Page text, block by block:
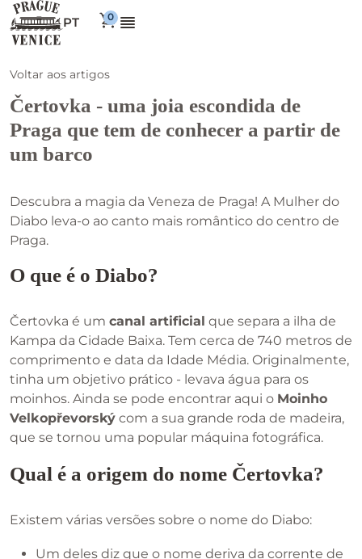
PT
Voltar aos artigos
Čertovka - uma joia escondida de
Praga que tem de conhecer a partir de
um barco
Descubra a magia da Veneza de Praga! A Mulher do
Diabo leva-o ao canto mais romântico do centro de
Praga.
O que é o Diabo?
Čertovka é um canal artificial que separa a ilha de
Kampa da Cidade Baixa. Tem cerca de 740 metros de
comprimento e data da Idade Média. Originalmente,
tinha um objetivo prático - levava água para os
moinhos. Ainda se pode encontrar aqui o Moinho
Velkopřevorský com a sua grande roda de madeira,
que se tornou uma popular máquina fotográfica.
Qual é a origem do nome Čertovka?
Existem várias versões sobre o nome do Diabo:
Um deles diz que o nome deriva da corrente de